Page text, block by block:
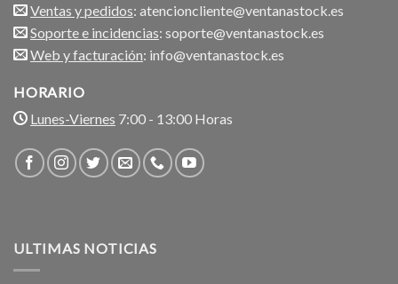
Ventas y pedidos: atencioncliente@ventanastock.es
Soporte e incidencias: soporte@ventanastock.es
Web y facturación: info@ventanastock.es
HORARIO
Lunes-Viernes 7:00 - 13:00 Horas
ULTIMAS NOTICIAS